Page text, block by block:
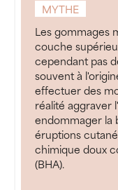
MYTHE
Les gommages
couche
cependant pas
souvent à
effectuer des
réalité aggraver
endommager la
éruptions
chimique doux
(BHA).